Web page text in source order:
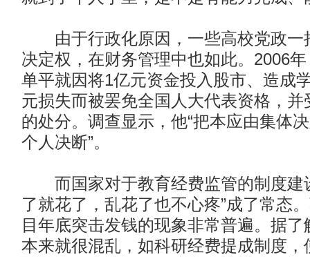
由于行政化原因，一些高校党政一
决定权，在财务管理中也如此。2006
单平就因将1亿元资金投入股市、造成
元损失而被罢免全国人大代表资格，并
的处分。调查显示，他“把本应由集体
个人决断”。
而国家对于教育经费监管的制度建
了就花了，乱花了也不心疼”成了常态
目年底突击发钱的现象非常普遍。据
本来就很混乱，如科研经费提成制度，